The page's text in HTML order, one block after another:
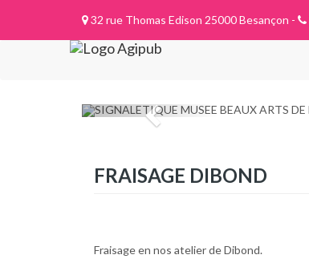
32 rue Thomas Edison 25000 Besançon -
FRAISAGE DIBOND
Fraisage en nos atelier de Dibond.